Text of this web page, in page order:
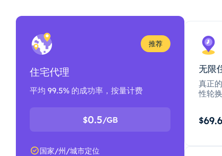
推荐
住宅代理
平均 99.5% 的成功率，按量计费
$0.5/GB
国家/州/城市定位
无限
真正
性轮
$